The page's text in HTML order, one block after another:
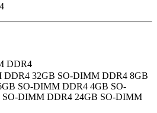
DDR4
DDR4 32GB SO-DIMM DDR4 8GB
SO-DIMM DDR4 4GB SO-
DIMM DDR4 24GB SO-DIMM